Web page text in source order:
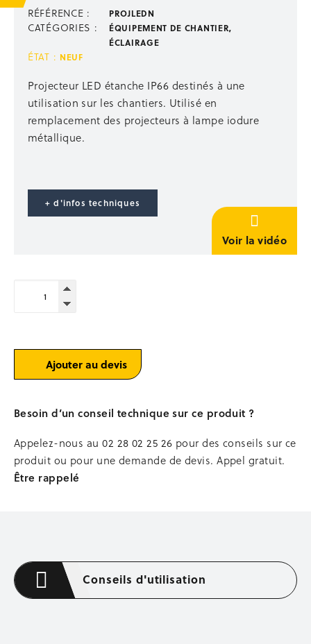
Escalier de talus 2-en-1 passerelle
Échelles, escabeaux
Passerelles, nacelles
Échafaudages mobiles
STABILISATION ÉTAIEMENT
Étais droit
Accessoires étaiement
Étais TP
Stabilisation
Occasion étaiement
Paniers de stockage
Rangement outillage
BENNES
Bennes à béton
Bennes passe-porte
Bacs à mortier
Stations, podiums de lavage
Occasion bennes
MANUTENTION
Plateformes, tables élévatrices
COFFRAGE MÉTALLIQUE
RÉFÉRENCE : PROJLEDN
CATÉGORIES : ÉQUIPEMENT DE CHANTIER,
ÉCLAIRAGE
ÉTAT : NEUF
Projecteur LED étanche IP66 destinés à une
utilisation sur les chantiers. Utilisé en
remplacement des projecteurs à lampe iodure
métallique.
+ d'infos techniques
Voir la vidéo
Ajouter au devis
Besoin d’un conseil technique sur ce produit ?
Appelez-nous au02 28 02 25 26 pour des conseils sur ce
produit ou pour une demande de devis. Appel gratuit.
Être rappelé
Conseils d'utilisation